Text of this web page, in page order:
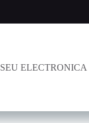
SEU ELECTRONICA